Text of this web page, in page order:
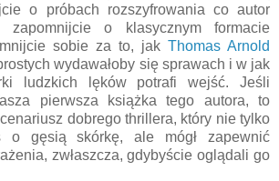
o próbach rozszyfrowania co autor
o klasycznym formacie
sobie za to, jak Thomas Arnold
wydawałoby się sprawach i w jak
ludzkich lęków potrafi wejść. Jeśli
pierwsza książka tego autora, to
dobrego thrillera, który nie tylko
o gęsią skórkę, ale mógł zapewnić
zwłaszcza, gdybyście oglądali go